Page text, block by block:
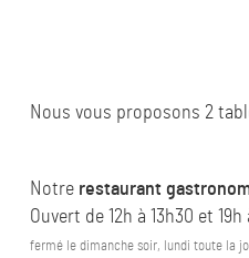
Nous vous proposons 2
Notrerestaurant
Ouvert de 12h à 13h30 et 19h
fermé le dimanche soir, lundi toute la